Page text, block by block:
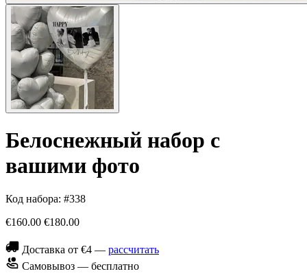
Белоснежный набор с
вашими фото
Код набора: #338
€160.00 €180.00
Доставка от €4 — рассчитать
Самовывоз — бесплатно